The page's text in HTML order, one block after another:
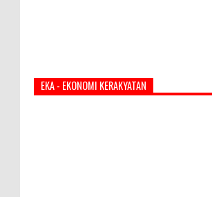
EKA - EKONOMI KERAKYATAN